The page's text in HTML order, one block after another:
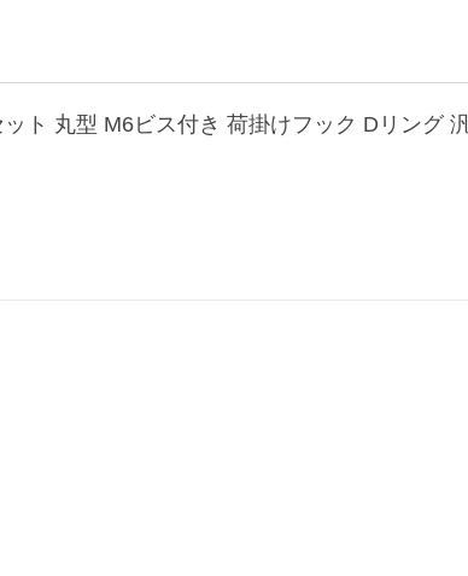
ト 丸型 M6ビス付き 荷掛けフック Dリング